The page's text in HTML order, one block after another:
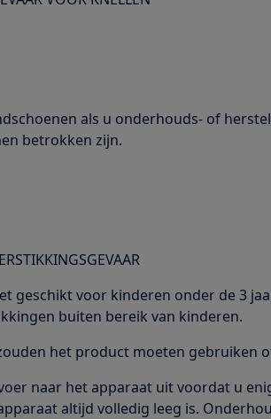
als u onderhouds- of
betrokken zijn.
geschikt voor kinderen onder de 3
buiten bereik van kinderen.
het product moeten gebruiken
naar het apparaat uit voordat u
altijd volledig leeg is.